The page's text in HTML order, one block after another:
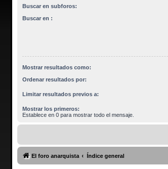
Buscar en subforos:
Buscar en :
Mostrar resultados como:
Ordenar resultados por:
Limitar resultados previos a:
Mostrar los primeros:
Establece en 0 para mostrar todo el mensaje.
El foro anarquista Índice general